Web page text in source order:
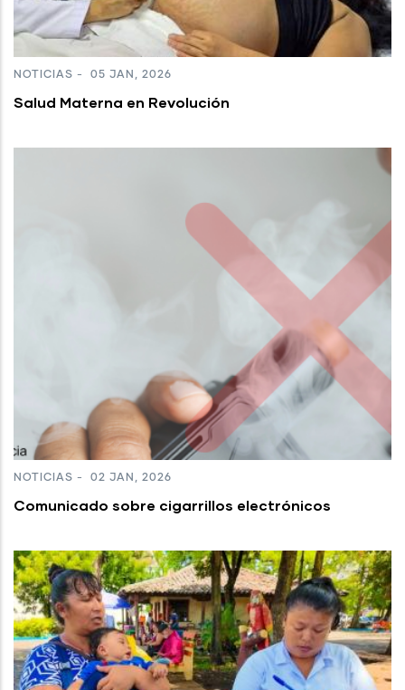
NOTICIAS - 05 JAN, 2026
Salud Materna en Revolución
NOTICIAS - 02 JAN, 2026
Comunicado sobre cigarrillos electrónicos